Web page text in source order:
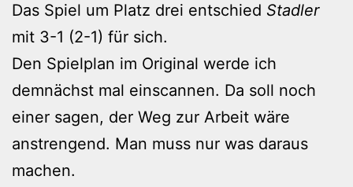
Das Spiel um Platz drei entschied Stadler
mit 3-1 (2-1) für sich.
Den Spielplan im Original werde ich
demnächst mal einscannen. Da soll noch
einer sagen, der Weg zur Arbeit wäre
anstrengend. Man muss nur was daraus
machen.